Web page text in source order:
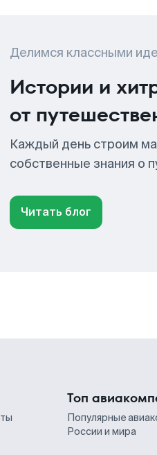
Делимся классными
Истории и
от
Каждый день строим
собственные знания о
Читать блог
Топ
Популярные
России и мира